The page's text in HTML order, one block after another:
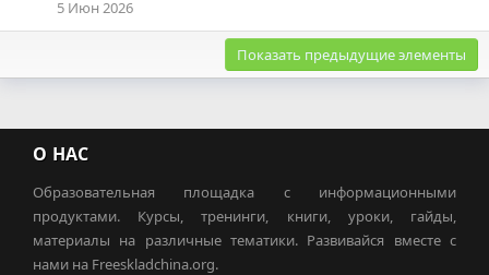
5 Июн 2026
Показать предыдущие элементы
О НАС
Образовательная площадка с информационными
продуктами. Курсы, тренинги, книги, уроки, гайды,
материалы на различные тематики. Развивайся вместе с
нами на Freeskladchina.org.